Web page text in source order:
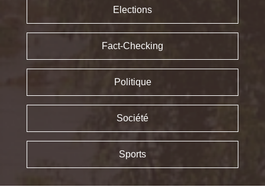
Elections
Fact-Checking
Politique
Société
Sports